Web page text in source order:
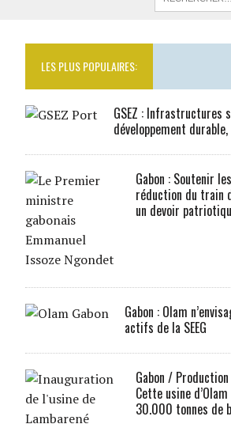
LES PLUS POPULAIRES:
GSEZ : Infrastructures
développement
Gabon : Soutenir
réduction du train
un devoir
Gabon : Olam
actifs de la SEEG
Gabon /
Cette usine
30.000 tonnes de